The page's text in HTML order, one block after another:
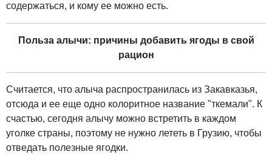
содержаться, и кому ее можно есть.
Польза алычи: причины добавить ягоды в свой
рацион
Считается, что алыча распространилась из Закавказья,
отсюда и ее еще одно колоритное название "ткемали". К
счастью, сегодня алычу можно встретить в каждом
уголке страны, поэтому не нужно лететь в Грузию, чтобы
отведать полезные ягодки.